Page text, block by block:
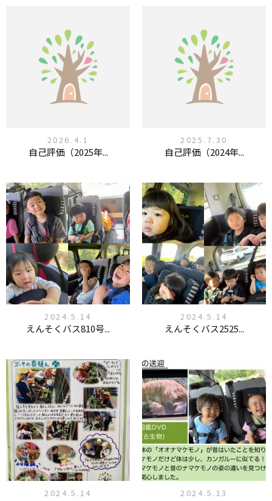
2026.4.1
自己評価（2025年...
2025.7.30
自己評価（2024年...
2024.5.14
えんそくバス810号...
2024.5.14
えんそくバス2525...
2024.5.14 2024.5.13